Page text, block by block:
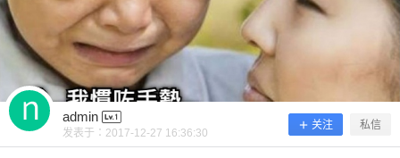
admin
发表于： 2017-12-27 16:36:30
关注 私信
扫描二维码继续阅读